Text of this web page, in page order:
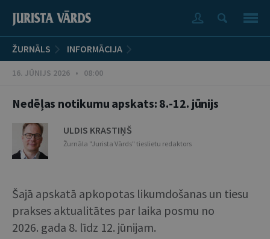
ŽURNĀLS INFORMĀCIJA
16. JŪNIJS 2026 • 08:00
Nedēļas notikumu apskats: 8.-12. jūnijs
ULDIS KRASTIŅŠ
Žurnāla "Jurista Vārds" tieslietu redaktors
Šajā apskatā apkopotas likumdošanas un tiesu
prakses aktualitātes par laika posmu no
2026. gada 8. līdz 12. jūnijam.